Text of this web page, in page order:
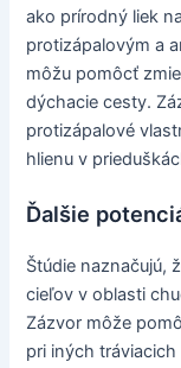
ako prírodný liek
protizápalovým a
môžu pomôcť
dýchacie cesty.
protizápalové
hlienu v
Ďalšie
Štúdie naznačujú,
cieľov v oblasti
Zázvor môže
pri iných